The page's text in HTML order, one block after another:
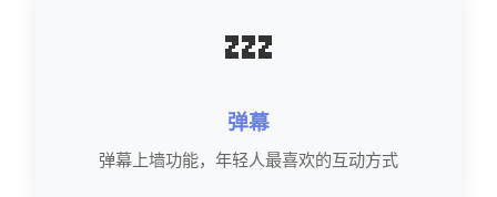
💤
弹幕
弹幕上墙功能，年轻人最喜欢的互动方式